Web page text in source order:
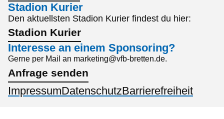
Stadion Kurier
Den aktuellsten Stadion Kurier findest du hier:
Stadion Kurier
Interesse an einem Sponsoring?
Gerne per Mail an marketing@vfb-bretten.de.
Anfrage senden
ImpressumDatenschutzBarrierefreiheit